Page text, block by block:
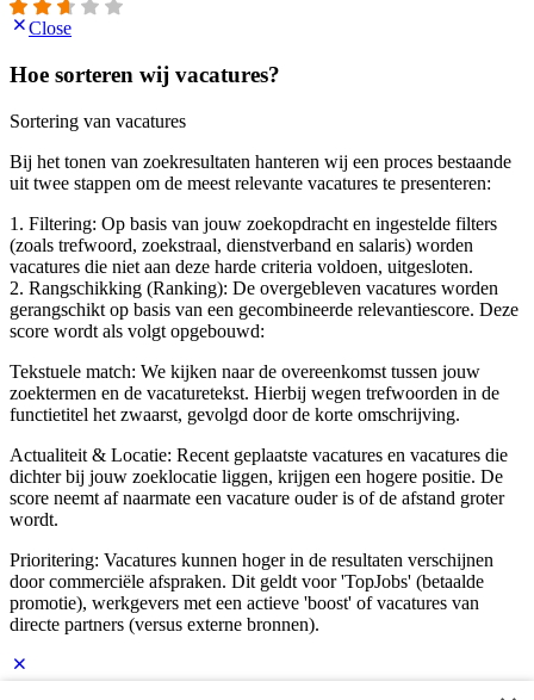
Close
Hoe sorteren wij vacatures?
Sortering van vacatures
Bij het tonen van zoekresultaten hanteren wij een proces bestaande
uit twee stappen om de meest relevante vacatures te presenteren:
1. Filtering: Op basis van jouw zoekopdracht en ingestelde filters
(zoals trefwoord, zoekstraal, dienstverband en salaris) worden
vacatures die niet aan deze harde criteria voldoen, uitgesloten.
2. Rangschikking (Ranking): De overgebleven vacatures worden
gerangschikt op basis van een gecombineerde relevantiescore. Deze
score wordt als volgt opgebouwd:
Tekstuele match: We kijken naar de overeenkomst tussen jouw
zoektermen en de vacaturetekst. Hierbij wegen trefwoorden in de
functietitel het zwaarst, gevolgd door de korte omschrijving.
Actualiteit & Locatie: Recent geplaatste vacatures en vacatures die
dichter bij jouw zoeklocatie liggen, krijgen een hogere positie. De
score neemt af naarmate een vacature ouder is of de afstand groter
wordt.
Prioritering: Vacatures kunnen hoger in de resultaten verschijnen
door commerciële afspraken. Dit geldt voor 'TopJobs' (betaalde
promotie), werkgevers met een actieve 'boost' of vacatures van
directe partners (versus externe bronnen).